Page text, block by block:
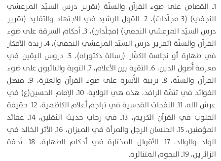
1ـ القصاص على ضوء القرآن والسنّة (تقرير درس السيّد المرعشي
النجفي) (3 مجلّدات)، 2ـ القول الرشيد في الاجتهاد والتقليد (تقرير
درس السيّد المرعشي النجفي) (مجلّدان)، 3ـ أحكام السرقة على ضوء
القرآن والسنّة (تقرير درس السيّد المرعشي النجفي)، 4ـ زبدة الأفكار
في طهارة أو نجاسة الكفّار (رسالة دكتوراه)، 5ـ دروس اليقين في
معرفة أُصول الدين، 6ـ التقية بين الأعلام، 7ـ التوبة والتائبون على ضوء
القرآن والسنّة، 8ـ تربية الأُسرة على ضوء القرآن والعترة، 9ـ منهل
الفوائد في تتمّة الرافد، هذه هي الولاية، 10ـ الإمام الحسين(ع) في
عرش الله، 11ـ النفحات القدسية في تراجم أعلام الكاظمية، 12ـ حقيقة
القلوب في القرآن الكريم، 13ـ في رحاب حديث الثقلين، 14ـ عقائد
المؤمنين، 15ـ الجنسان الرجل والمرأة في الميزان، 16ـ الأثر الخالد في
الولد والوالد، 17ـ الأقوال المختارة في أحكام الطهارة، 18ـ تُحفة
الزائرين، 19ـ النجوم المتناثرة.